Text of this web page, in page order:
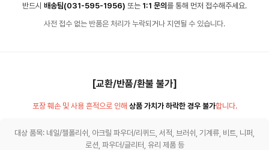
반드시 배송팀(031-595-1956) 또는 1:1 문의 를 통해 먼저 접수해주세요.
사전 접수 없는 반품은 처리가 누락되거나 지연될 수 있습니다.
[교환/반품/환불 불가]
포장 훼손 및 사용 흔적으로 인해 상품 가치가 하락한 경우 불가합니다.
대상 품목: 네일/젤폴리쉬, 아크릴 파우더/리퀴드, 서적, 브러쉬, 기계류, 비트, 니퍼,
로션, 파우더/글리터, 유리 제품 등